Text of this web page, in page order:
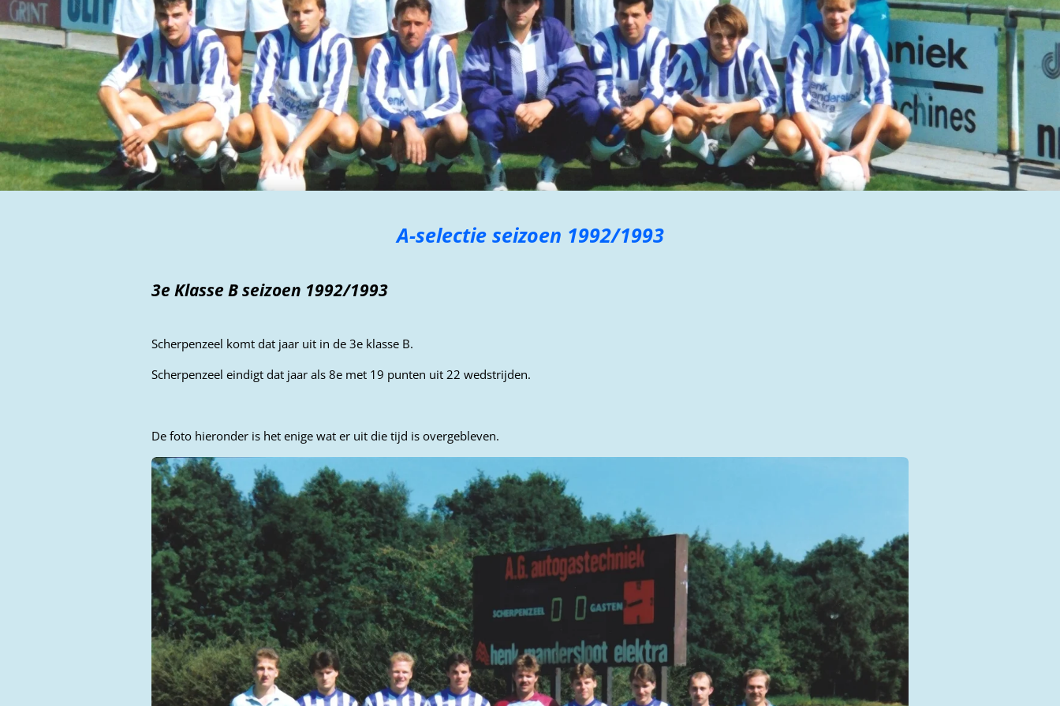
A-selectie seizoen 1992/1993
3e Klasse B seizoen 1992/1993
Scherpenzeel komt dat jaar uit in de 3e klasse B.
Scherpenzeel eindigt dat jaar als 8e met 19 punten uit 22 wedstrijden.
De foto hieronder is het enige wat er uit die tijd is overgebleven.